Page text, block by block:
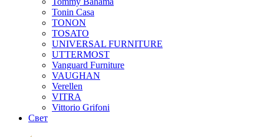
Tonin Casa
TONON
TOSATO
UNIVERSAL FURNITURE
UTTERMOST
Vanguard Furniture
VAUGHAN
Verellen
VITRA
Vittorio Grifoni
Свет